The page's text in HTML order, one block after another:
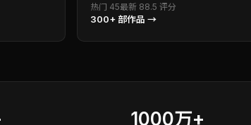
热门 45最新 88.5 评分
300+ 部作品 →
1000万+